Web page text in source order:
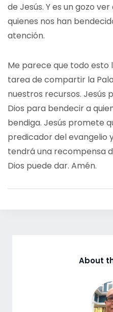
de Jesús. Y es un gozo
quienes nos han
atención.
Me parece que todo esto
tarea de compartir la
nuestros recursos. Jesús
Dios para bendecir a
bendiga. Jesús promete
predicador del evangelio
tendrá una recompensa
Dios puede dar. Amén.
About